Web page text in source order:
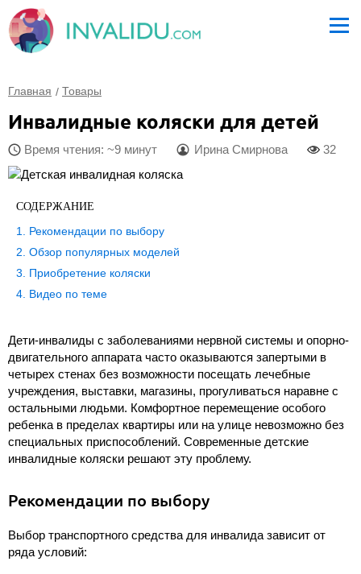
Главная Товары
Инвалидные коляски для детей
Время чтения: ~9 минут Ирина Смирнова 32
СОДЕРЖАНИЕ
Рекомендации по выбору
Обзор популярных моделей
Приобретение коляски
Видео по теме
Дети-инвалиды с заболеваниями нервной системы и опорно-
двигательного аппарата часто оказываются запертыми в
четырех стенах без возможности посещать лечебные
учреждения, выставки, магазины, прогуливаться наравне с
остальными людьми. Комфортное перемещение особого
ребенка в пределах квартиры или на улице невозможно без
специальных приспособлений. Современные детские
инвалидные коляски решают эту проблему.
Рекомендации по выбору
Выбор транспортного средства для инвалида зависит от
ряда условий: